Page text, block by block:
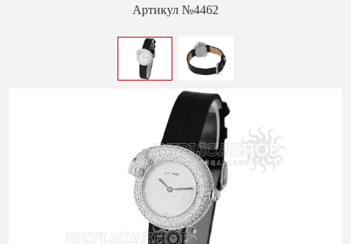
Артикул №4462